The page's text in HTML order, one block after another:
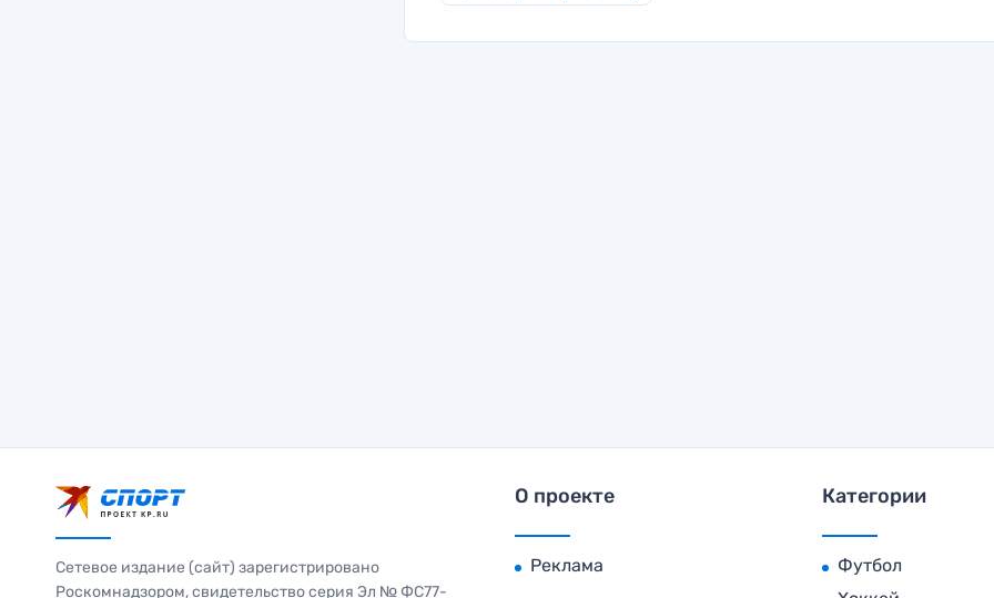
Сетевое издание (сайт) зарегистрировано
Роскомнадзором, свидетельство серия Эл № ФС77-
О проекте
Реклама
Категории
Футбол